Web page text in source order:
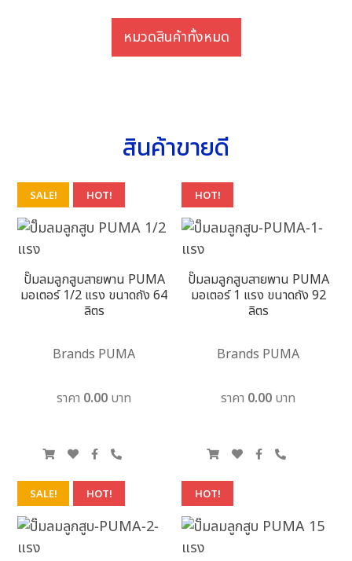
หมวดสินค้าทั้งหมด
สินค้าขายดี
SALE! HOT!
ปั๊มลมลูกสูบสายพาน PUMA
มอเตอร์ 1/2 แรง ขนาดถัง 64
ลิตร
Brands PUMA
ราคา 0.00 บาท
HOT!
ปั๊มลมลูกสูบสายพาน PUMA
มอเตอร์ 1 แรง ขนาดถัง 92
ลิตร
Brands PUMA
ราคา 0.00 บาท
SALE! HOT! HOT!